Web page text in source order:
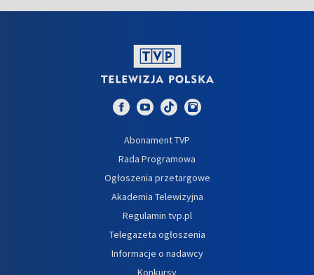
Abonament TVP
Rada Programowa
Ogłoszenia przetargowe
Akademia Telewizyjna
Regulamin tvp.pl
Telegazeta ogłoszenia
Informacje o nadawcy
Konkursy